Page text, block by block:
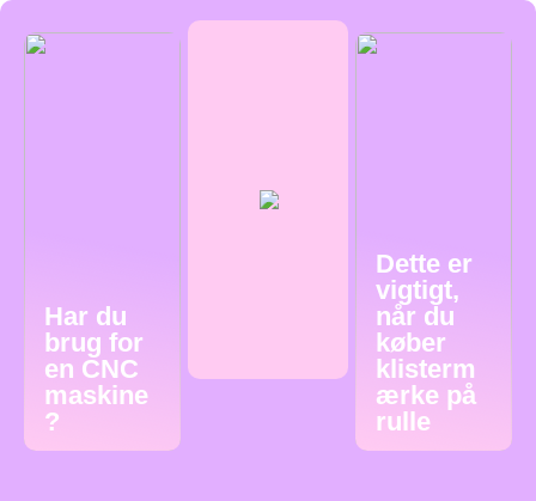
Har du
brug for
en CNC
maskine
?
Dette er
vigtigt,
når du
køber
klisterm
ærke på
rulle